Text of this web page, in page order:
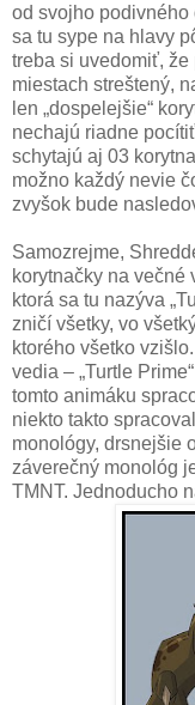
od svojho
sa tu sype na hlavy
treba si uvedomiť,
miestach streštený,
len „dospelejšie“
nechajú riadne
schytajú aj 03
možno každý nevie
zvyšok bude
Samozrejme,
korytnačky na večné
ktorá sa tu nazýva
zničí všetky, vo
ktorého všetko
vedia – „Turtle
tomto animáku
niekto takto
monológy, drsnejšie
záverečný monológ
TMNT. Jednoducho